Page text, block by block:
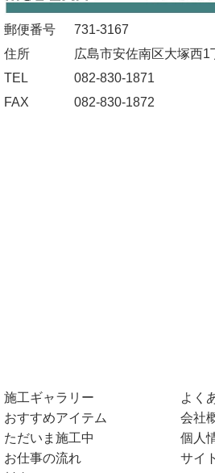
郵便番号
731-3167
住所
広島市安佐南区大塚西1
TEL
082-830-1871
FAX
082-830-1872
施工ギャラリー
おすすめアイテム
ただいま施工中
お仕事の流れ
よく
会社
個人
サイ